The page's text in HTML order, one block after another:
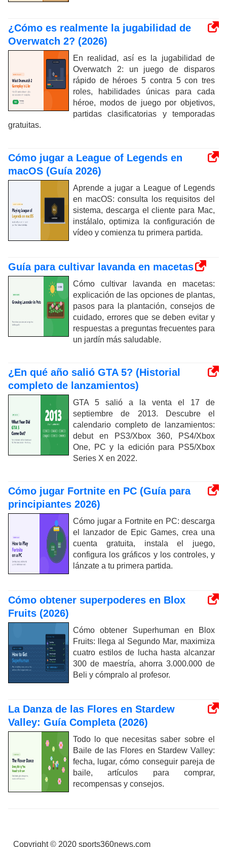
¿Cómo es realmente la jugabilidad de
Overwatch 2? (2026)
En realidad, así es la jugabilidad de
Overwatch 2: un juego de disparos
rápido de héroes 5 contra 5 con tres
roles, habilidades únicas para cada
héroe, modos de juego por objetivos,
partidas clasificatorias y temporadas
gratuitas.
Cómo jugar a League of Legends en
macOS (Guía 2026)
Aprende a jugar a League of Legends
en macOS: consulta los requisitos del
sistema, descarga el cliente para Mac,
instálalo, optimiza la configuración de
vídeo y comienza tu primera partida.
Guía para cultivar lavanda en macetas
Cómo cultivar lavanda en macetas:
explicación de las opciones de plantas,
pasos para la plantación, consejos de
cuidado, errores que se deben evitar y
respuestas a preguntas frecuentes para
un jardín más saludable.
¿En qué año salió GTA 5? (Historial
completo de lanzamientos)
GTA 5 salió a la venta el 17 de
septiembre de 2013. Descubre el
calendario completo de lanzamientos:
debut en PS3/Xbox 360, PS4/Xbox
One, PC y la edición para PS5/Xbox
Series X en 2022.
Cómo jugar Fortnite en PC (Guía para
principiantes 2026)
Cómo jugar a Fortnite en PC: descarga
el lanzador de Epic Games, crea una
cuenta gratuita, instala el juego,
configura los gráficos y los controles, y
lánzate a tu primera partida.
Cómo obtener superpoderes en Blox
Fruits (2026)
Cómo obtener Superhuman en Blox
Fruits: llega al Segundo Mar, maximiza
cuatro estilos de lucha hasta alcanzar
300 de maestría, ahorra 3.000.000 de
Beli y cómpralo al profesor.
La Danza de las Flores en Stardew
Valley: Guía Completa (2026)
Todo lo que necesitas saber sobre el
Baile de las Flores en Stardew Valley:
fecha, lugar, cómo conseguir pareja de
baile, artículos para comprar,
recompensas y consejos.
Copyright © 2020 sports360news.com